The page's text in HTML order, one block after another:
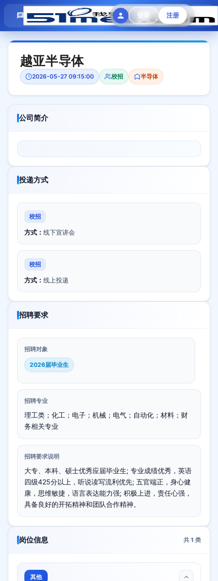
登录 注册
模拟面试 题目大全 招聘中心 会员专区
越亚半导体
2026-05-27 09:15:00 校招 半导体
公司简介
投递方式
校招
方式： 线下宣讲会
校招
方式： 线上投递
招聘要求
招聘对象
2026届毕业生
招聘专业
理工类；化工；电子；机械；电气；自动化；材料；财
务相关专业
招聘要求说明
大专、本科、硕士优秀应届毕业生; 专业成绩优秀，英语
四级425分以上，听说读写流利优先; 五官端正，身心健
康，思维敏捷，语言表达能力强; 积极上进，责任心强，
具备良好的开拓精神和团队合作精神。
岗位信息 共 1 类
其他